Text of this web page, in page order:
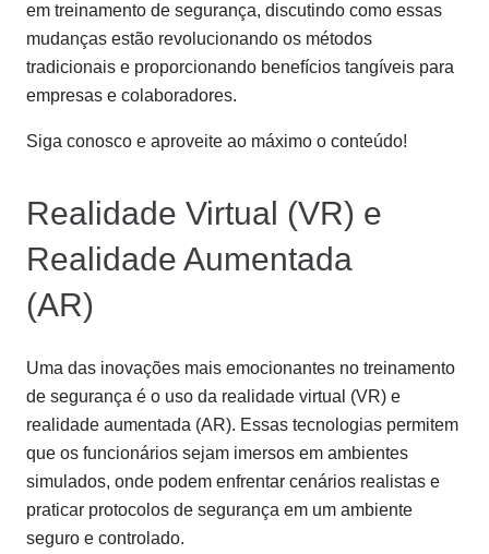
em treinamento de segurança, discutindo como essas
mudanças estão revolucionando os métodos
tradicionais e proporcionando benefícios tangíveis para
empresas e colaboradores.
Siga conosco e aproveite ao máximo o conteúdo!
Realidade Virtual (VR) e
Realidade Aumentada
(AR)
Uma das inovações mais emocionantes no treinamento
de segurança é o uso da realidade virtual (VR) e
realidade aumentada (AR). Essas tecnologias permitem
que os funcionários sejam imersos em ambientes
simulados, onde podem enfrentar cenários realistas e
praticar protocolos de segurança em um ambiente
seguro e controlado.